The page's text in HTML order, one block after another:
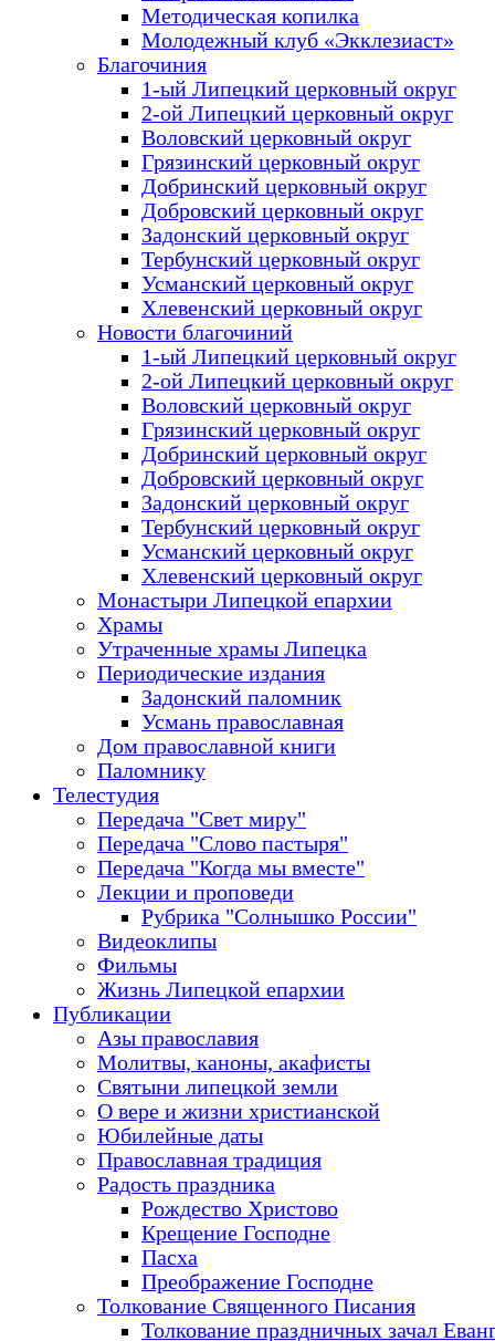
Методическая копилка
Молодежный клуб «Экклезиаст»
Благочиния
1-ый Липецкий церковный округ
2-ой Липецкий церковный округ
Воловский церковный округ
Грязинский церковный округ
Добринский церковный округ
Добровский церковный округ
Задонский церковный округ
Тербунский церковный округ
Усманский церковный округ
Хлевенский церковный округ
Новости благочиний
1-ый Липецкий церковный округ
2-ой Липецкий церковный округ
Воловский церковный округ
Грязинский церковный округ
Добринский церковный округ
Добровский церковный округ
Задонский церковный округ
Тербунский церковный округ
Усманский церковный округ
Хлевенский церковный округ
Монастыри Липецкой епархии
Храмы
Утраченные храмы Липецка
Периодические издания
Задонский паломник
Усмань православная
Дом православной книги
Паломнику
Телестудия
Передача "Свет миру"
Передача "Слово пастыря"
Передача "Когда мы вместе"
Лекции и проповеди
Рубрика "Солнышко России"
Видеоклипы
Фильмы
Жизнь Липецкой епархии
Публикации
Азы православия
Молитвы, каноны, акафисты
Святыни липецкой земли
О вере и жизни христианской
Юбилейные даты
Православная традиция
Радость праздника
Рождество Христово
Крещение Господне
Пасха
Преображение Господне
Толкование Священного Писания
Толкование праздничных зачал